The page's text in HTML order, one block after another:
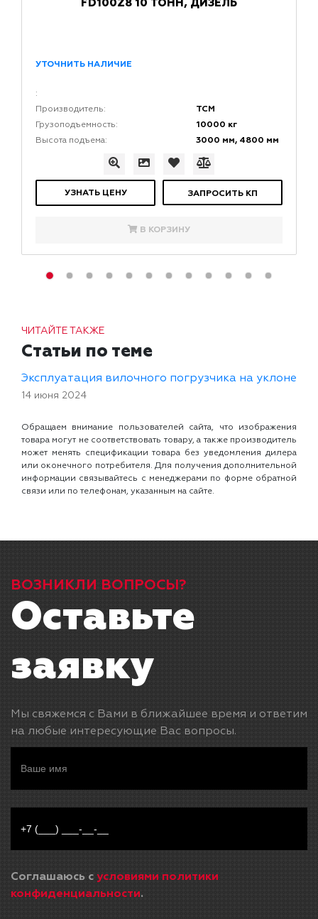
FD100Z8 10 ТОНН, ДИЗЕЛЬ
УТОЧНИТЬ НАЛИЧИЕ
:
Производитель:
TCM
Грузоподъемность: 10000 кг
Высота подъема: 3000 мм, 4800 мм
УЗНАТЬ ЦЕНУ ЗАПРОСИТЬ КП
В КОРЗИНУ
ЧИТАЙТЕ ТАКЖЕ
Статьи по теме
Эксплуатация вилочного погрузчика на уклоне
14 июня 2024
Обращаем внимание пользователей сайта, что изображения
товара могут не соответствовать товару, а также производитель
может менять спецификации товара без уведомления дилера
или оконечного потребителя. Для получения дополнительной
информации связывайтесь с менеджерами по форме обратной
связи или по телефонам, указанным на сайте.
ВОЗНИКЛИ ВОПРОСЫ?
Оставьте
заявку
Мы свяжемся с Вами в ближайшее время и ответим
на любые интересующие Вас вопросы.
Соглашаюсь с условиями политики
конфиденциальности.